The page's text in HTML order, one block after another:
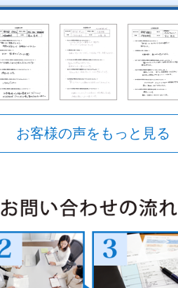
お客様の声をもっと見る